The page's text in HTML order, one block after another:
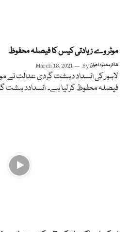
موٹر وے زیادتی کیس کا فیصلہ محفوظ
March 18, 2021 Byشاکر محمود اعوان
لاہور کی انسداد دہشت گردی عدالت نے
فیصلہ محفوظ کر لیا ہے۔ انسدادد